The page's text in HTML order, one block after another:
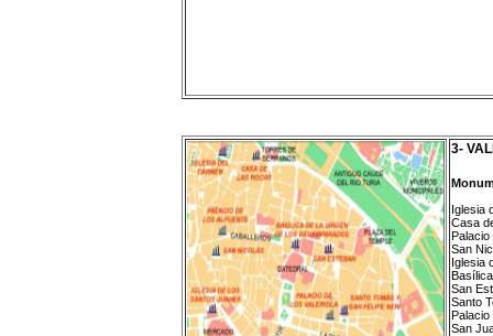
3-
Iglesia
Casa
Palacio
San
Iglesia
San
Santo
Palacio
San